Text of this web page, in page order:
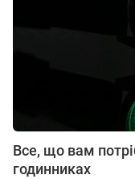
Все, що вам
годинниках